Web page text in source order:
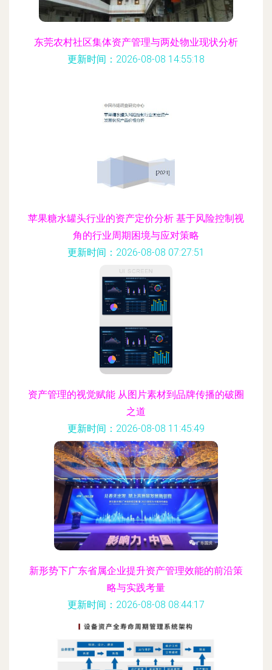
东莞农村社区集体资产管理与两处物业现状分析
更新时间：2026-08-08 14:55:18
苹果糖水罐头行业的资产定价分析 基于风险控制视
角的行业周期困境与应对策略
更新时间：2026-08-08 07:27:51
资产管理的视觉赋能 从图片素材到品牌传播的破圈
之道
更新时间：2026-08-08 11:45:49
新形势下广东省属企业提升资产管理效能的前沿策
略与实践考量
更新时间：2026-08-08 08:44:17